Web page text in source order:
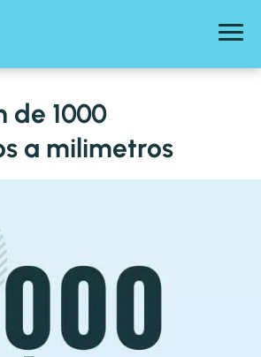
de 1000
a milimetros